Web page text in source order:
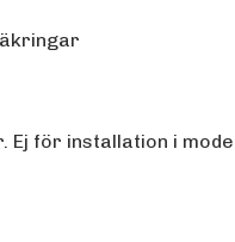
Ej för installation i